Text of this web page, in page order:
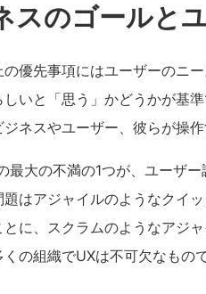
スのゴールと
の優先事項にはユーザーのニ
しいと「思う」かどうかが基
ネスやユーザー、彼らが操
最大の不満の1つが、ユーザ
題はアジャイルのようなクイ
とに、スクラムのようなアジ
の組織でUXは不可欠なもの